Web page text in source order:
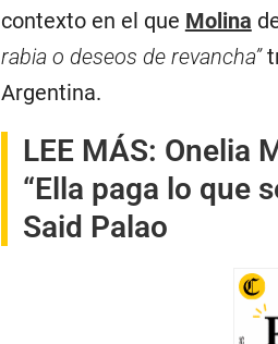
contexto en el que Molina
rabia o deseos de revancha”
Argentina.
LEE MÁS: Onelia
“Ella paga lo que
Said Palao